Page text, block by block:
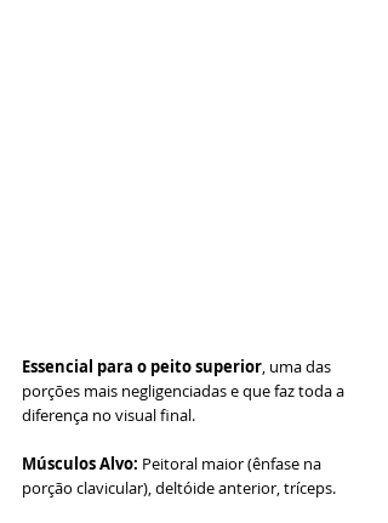
Essencial para o peito superior, uma das
porções mais negligenciadas e que faz toda a
diferença no visual final.
Músculos Alvo: Peitoral maior (ênfase na
porção clavicular), deltóide anterior, tríceps.